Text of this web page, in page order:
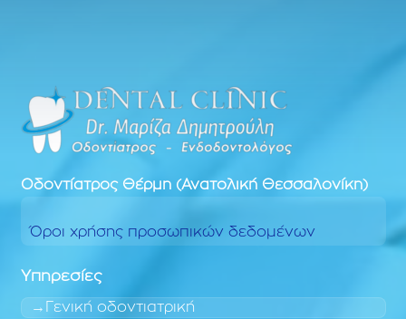
Οδοντίατρος Θέρμη (Ανατολική Θεσσαλονίκη)
Όροι χρήσης προσωπικών δεδομένων
Υπηρεσίες
Γενική οδοντιατρική